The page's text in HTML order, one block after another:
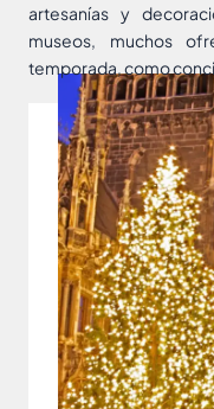
artesanías y
museos, muchos
temporada, como